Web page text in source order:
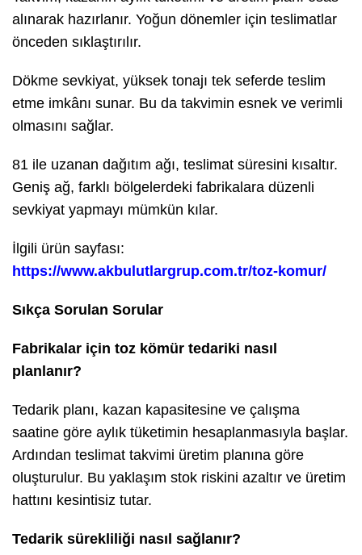
alınarak hazırlanır. Yoğun dönemler için teslimatlar
önceden sıklaştırılır.
Dökme sevkiyat, yüksek tonajı tek seferde teslim
etme imkânı sunar. Bu da takvimin esnek ve verimli
olmasını sağlar.
81 ile uzanan dağıtım ağı, teslimat süresini kısaltır.
Geniş ağ, farklı bölgelerdeki fabrikalara düzenli
sevkiyat yapmayı mümkün kılar.
İlgili ürün sayfası:
https://www.akbulutlargrup.com.tr/toz-komur/
Sıkça Sorulan Sorular
Fabrikalar için toz kömür tedariki nasıl
planlanır?
Tedarik planı, kazan kapasitesine ve çalışma
saatine göre aylık tüketimin hesaplanmasıyla başlar.
Ardından teslimat takvimi üretim planına göre
oluşturulur. Bu yaklaşım stok riskini azaltır ve üretim
hattını kesintisiz tutar.
Tedarik sürekliliği nasıl sağlanır?